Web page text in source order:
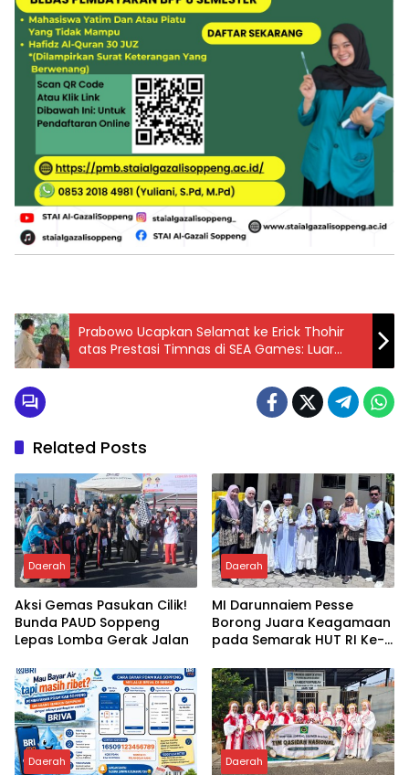
Prabowo Ucapkan Selamat ke Erick Thohir
atas Prestasi Timnas di SEA Games: Luar
Biasa
Related Posts
Daerah
Aksi Gemas Pasukan Cilik!
Bunda PAUD Soppeng
Lepas Lomba Gerak Jalan
Daerah
MI Darunnaiem Pesse
Borong Juara Keagamaan
pada Semarak HUT RI Ke-
Daerah Daerah